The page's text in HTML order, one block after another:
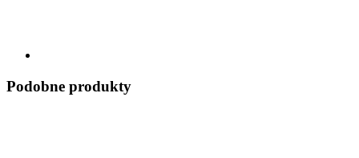
Podobne produkty